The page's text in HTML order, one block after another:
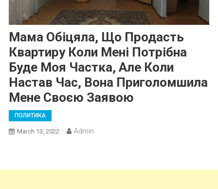
Мама Обіцяла, Що Продасть
Квартиру Коли Мені Потрібна
Буде Моя Частка, Але Коли
Настав Час, Вона Приголомшила
Мене Своєю Заявою
ПОЛИТИКА
March 13, 2022 Admin